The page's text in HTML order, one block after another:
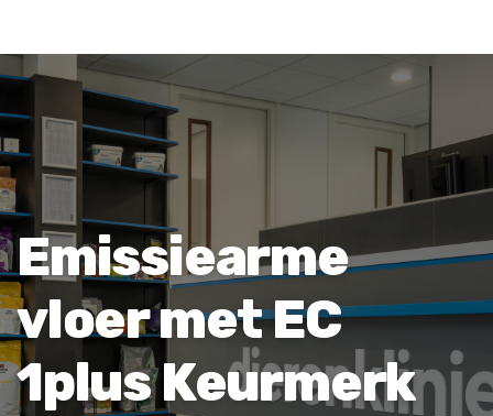
Emissiearme
vloer met EC
1plus Keurmerk